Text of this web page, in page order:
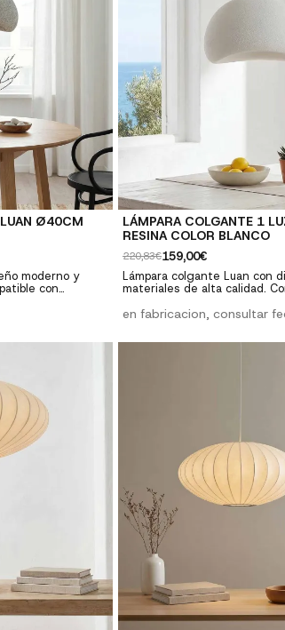
LUAN Ø40CM
moderno y
con
y herrajes
LÁMPARA COLGANTE 1
RESINA COLOR BLANCO
220,83€159,00€
Lámpara colgante Luan con
materiales de alta calidad.
comedores y dormitorios. ✓ Diseño moderno: Estilo
en fabricacion, consultar